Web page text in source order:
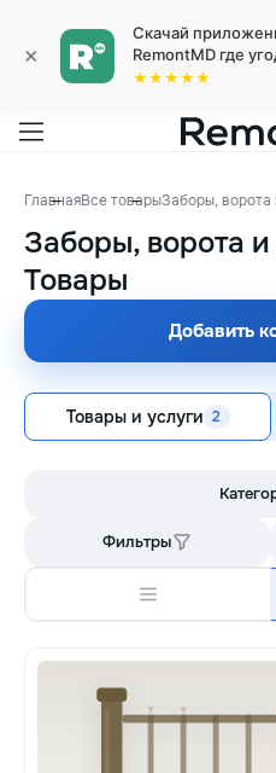
×
Скачай
RemontMD где
★★★★★
ГлавнаяВсе товарыЗаборы, ворота
Заборы, ворота
Товары
Добавить
Товары и услуги 2
Фильтры